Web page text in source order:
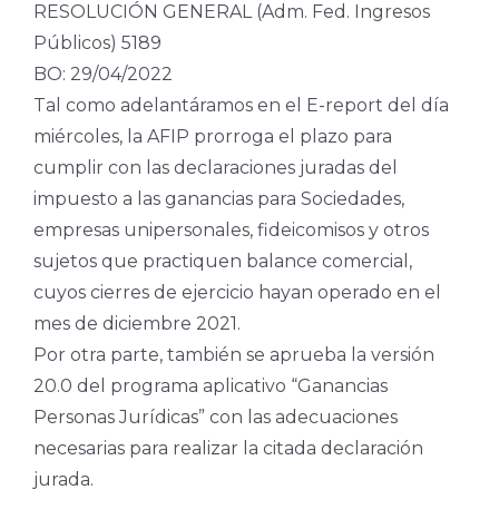
RESOLUCIÓN GENERAL (Adm. Fed. Ingresos
Públicos) 5189
BO: 29/04/2022
Tal como adelantáramos en el E-report del día
miércoles, la AFIP prorroga el plazo para
cumplir con las declaraciones juradas del
impuesto a las ganancias para Sociedades,
empresas unipersonales, fideicomisos y otros
sujetos que practiquen balance comercial,
cuyos cierres de ejercicio hayan operado en el
mes de diciembre 2021.
Por otra parte, también se aprueba la versión
20.0 del programa aplicativo “Ganancias
Personas Jurídicas” con las adecuaciones
necesarias para realizar la citada declaración
jurada.